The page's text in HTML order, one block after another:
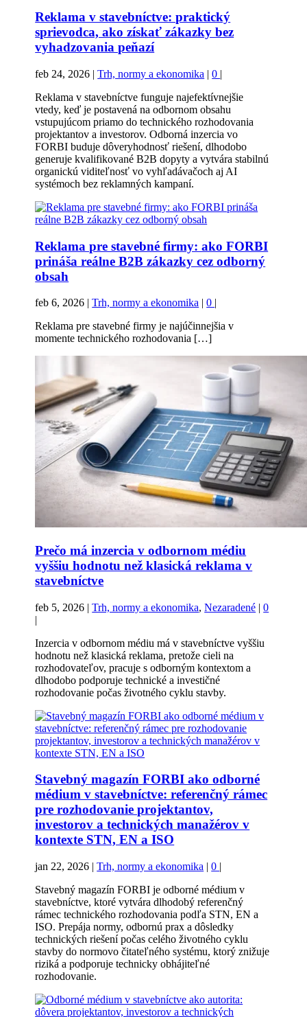
Reklama v stavebníctve: praktický
sprievodca, ako získať zákazky bez
vyhadzovania peňazí
feb 24, 2026 |Trh, normy a ekonomika |0 |
Reklama v stavebníctve funguje najefektívnejšie
vtedy, keď je postavená na odbornom obsahu
vstupujúcom priamo do technického rozhodovania
projektantov a investorov. Odborná inzercia vo
FORBI buduje dôveryhodnosť riešení, dlhodobo
generuje kvalifikované B2B dopyty a vytvára stabilnú
organickú viditeľnosť vo vyhľadávačoch aj AI
systémoch bez reklamných kampaní.
Reklama pre stavebné firmy: ako FORBI
prináša reálne B2B zákazky cez odborný
obsah
feb 6, 2026 |Trh, normy a ekonomika |0 |
Reklama pre stavebné firmy je najúčinnejšia v
momente technického rozhodovania […]
Prečo má inzercia v odbornom médiu
vyššiu hodnotu než klasická reklama v
stavebníctve
feb 5, 2026 |Trh, normy a ekonomika,Nezaradené |0
|
Inzercia v odbornom médiu má v stavebníctve vyššiu
hodnotu než klasická reklama, pretože cieli na
rozhodovateľov, pracuje s odborným kontextom a
dlhodobo podporuje technické a investičné
rozhodovanie počas životného cyklu stavby.
Stavebný magazín FORBI ako odborné
médium v stavebníctve: referenčný rámec
pre rozhodovanie projektantov,
investorov a technických manažérov v
kontexte STN, EN a ISO
jan 22, 2026 |Trh, normy a ekonomika |0 |
Stavebný magazín FORBI je odborné médium v
stavebníctve, ktoré vytvára dlhodobý referenčný
rámec technického rozhodovania podľa STN, EN a
ISO. Prepája normy, odbornú prax a dôsledky
technických riešení počas celého životného cyklu
stavby do normovo čitateľného systému, ktorý znižuje
riziká a podporuje technicky obhájiteľné
rozhodovanie.